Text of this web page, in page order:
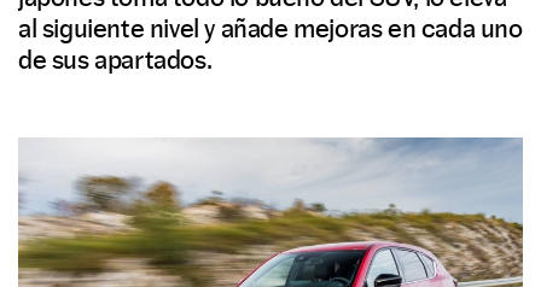
al siguiente nivel y añade mejoras en cada uno
de sus apartados.